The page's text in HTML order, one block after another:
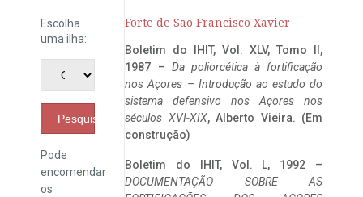
Escolha
uma ilha:
Pesquisar
Pode
encomendar
os
Forte de São Francisco Xavier
Boletim do IHIT, Vol. XLV, Tomo II,
1987 – Da poliorcética à fortificação
nos Açores – Introdução ao estudo do
sistema defensivo nos Açores nos
séculos XVI-XIX, Alberto Vieira. (Em
construção)
Boletim do IHIT, Vol. L, 1992 –
DOCUMENTAÇÃO SOBRE AS